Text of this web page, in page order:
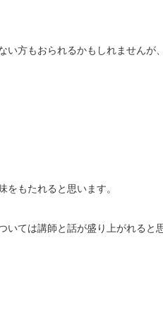
い方もおられるかもしれませんが
もたれると思います。
いては講師と話が盛り上がれると